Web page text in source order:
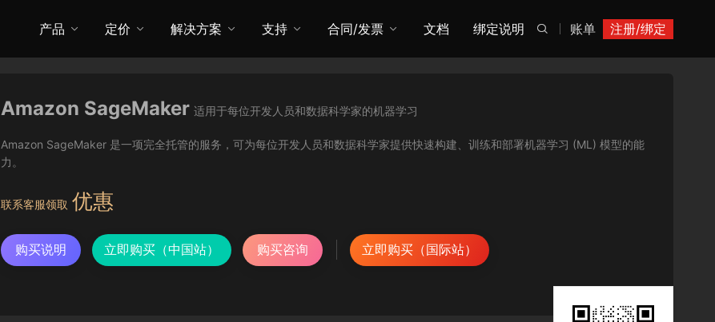
账单 注册/绑定

产品 定价 解决方案 支持 合同/发票 文档 绑定说明
Amazon SageMaker 适用于每位开发人员和数据科学家的机器学习
Amazon SageMaker 是一项完全托管的服务，可为每位开发人员和数据科学家提供快速构建、训练和部署机器学习 (ML) 模型的能
力。
联系客服领取 优惠
购买说明 立即购买（中国站） 购买咨询 立即购买（国际站）